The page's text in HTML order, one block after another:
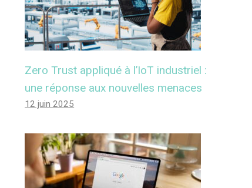
Zero Trust appliqué à l’IoT industriel :
une réponse aux nouvelles menaces
12 juin 2025